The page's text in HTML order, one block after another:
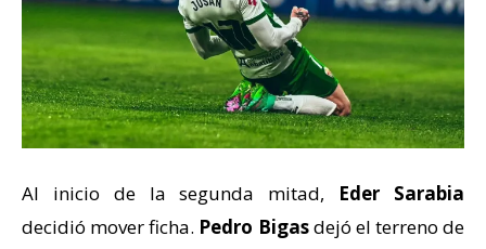
Al inicio de la segunda mitad, Eder Sarabia
decidió mover ficha. Pedro Bigasdejó el terreno de